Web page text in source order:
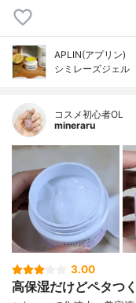
APLIN(アプリン)
シミレーズジェル
コスメ初心者OL
mineraru
3.00
高保湿だけどペタつく